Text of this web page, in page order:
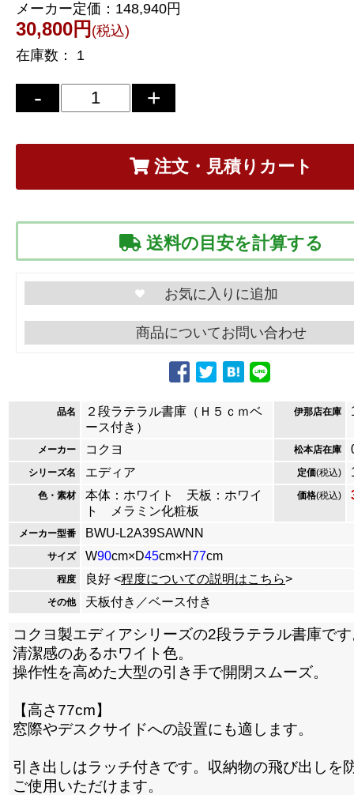
メーカー定価： 148,940円
30,800円 (税込)
在庫数：
1
注文・見積りカート
送料の目安を計算する
商品についてお問い合わせ
品名
２段ラテラル書庫（Ｈ５ｃｍベ
ース付き）
伊那店在庫
メーカー コクヨ 松本店在庫
シリーズ名 エディア 定価(税込)
色・素材
本体：ホワイト 天板：ホワイ
ト メラミン化粧板
価格(税込)
メーカー型番 BWU-L2A39SAWNN
サイズ W90cm×D45cm×H77cm
程度 良好 <程度についての説明はこちら>
その他 天板付き／ベース付き
コクヨ製エディアシリーズの2段ラテラル書庫で
清潔感のあるホワイト色。
操作性を高めた大型の引き手で開閉スムーズ。
【高さ77cm】
窓際やデスクサイドへの設置にも適します。
引き出しはラッチ付きです。収納物の飛び出しを
ご使用いただけます。